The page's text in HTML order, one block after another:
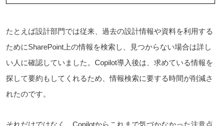
たとえば設計部門では従来、過去の設計情報や資料を利用する
ためにSharePoint上の情報を検索し、見つからない場合は詳し
い人に確認していました。Copilot導入後は、求めている情報を
探して要約もしてくれるため、情報検索に要する時間が削減さ
れたのです。
それだけではなく、Copilotからこれまで気づかなかった注意点